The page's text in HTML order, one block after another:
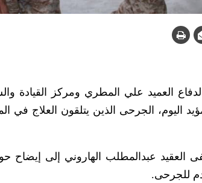
الدفاع العميد علي المطري ومركز القيادة
اليوم، الجرحى الذين يتلقون العلاج
العقيد عبدالمطلب الهاروني إلى إيضاح
للجرحى.